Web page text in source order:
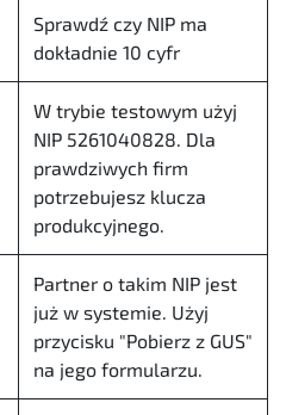
Sprawdź czy NIP ma
dokładnie 10 cyfr
W trybie testowym użyj
NIP 5261040828. Dla
prawdziwych firm
potrzebujesz klucza
produkcyjnego.
Partner o takim NIP jest
już w systemie. Użyj
przycisku "Pobierz z GUS"
na jego formularzu.